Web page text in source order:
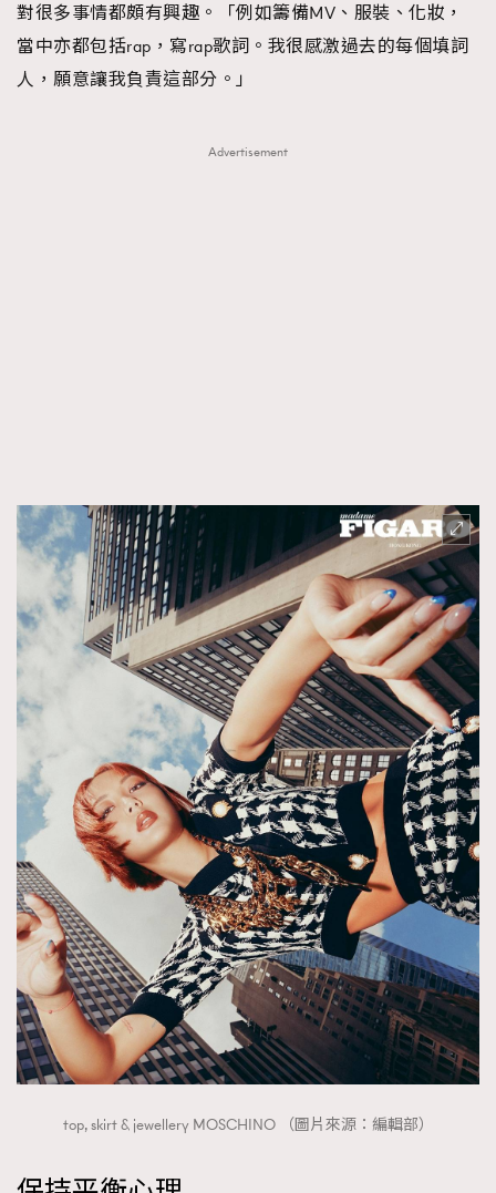
對很多事情都頗有興趣。「例如籌備MV、服裝、化妝，
當中亦都包括rap，寫rap歌詞。我很感激過去的每個填詞
人，願意讓我負責這部分。」
Advertisement
top, skirt & jewellery MOSCHINO （圖片來源：編輯部）